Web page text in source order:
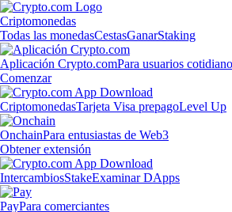
Criptomonedas
Todas las monedasCestasGanarStaking
Aplicación Crypto.comPara usuarios
Comenzar
CriptomonedasTarjeta Visa prepagoLevel Up
OnchainPara entusiastas de Web3
Obtener extensión
IntercambiosStakeExaminar DApps
PayPara comerciantes